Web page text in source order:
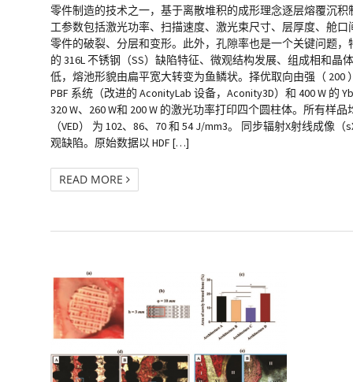
零件制造的技术之一，基于离散堆积的成形理念逐层熔覆沉
工参数包括激光功率、扫描速度、激光束尺寸、层厚度、舱
零件的破裂、分层和变形。此外，孔隙率也是一个关键问题
的 316L 不锈钢（SS）缺陷特征、微观结构发展、组成相和
低，熔池形貌由扁平宽大转变为鱼鳞状。择优取向由强（ 200
PBF 系统（改进的 AconityLab 设备，Aconity3D）和 400 W
320 W、260 W和 200 W 的激光功率打印四个圆柱体。所有样
（VED） 为 102、86、70 和 54 J/mm3。 同步辐射X射线成
观缺陷。原始数据以 HDF […]
READ MORE